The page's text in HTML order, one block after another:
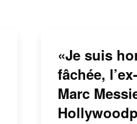
«Je suis
fâchée,
Marc